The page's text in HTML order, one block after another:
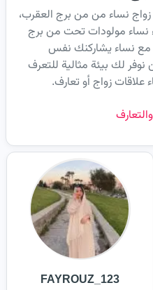
زواج نساء من من برج العقرب،
نساء مولودات تحت من برج
مع نساء يشاركنك نفس
نوفر لك بيئة مثالية للتعرف
زواج أو تعارف.
FAYROUZ_123